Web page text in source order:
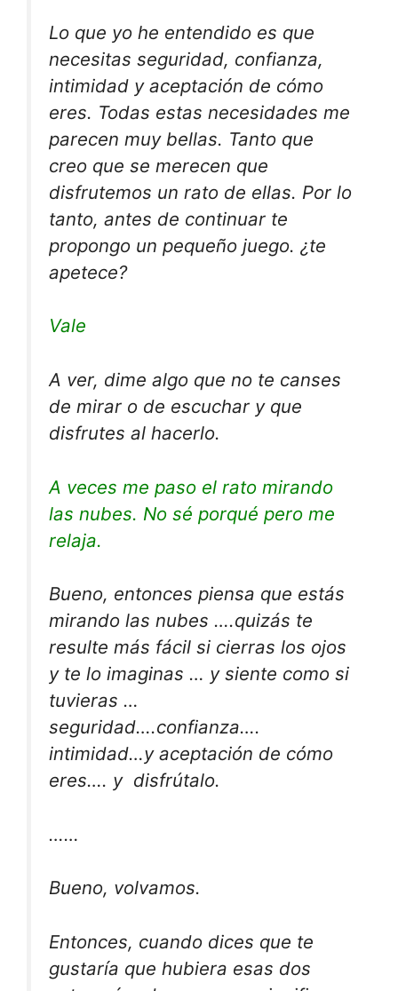
Lo que yo he entendido es que
necesitas seguridad, confianza,
intimidad y aceptación de cómo
eres. Todas estas necesidades me
parecen muy bellas. Tanto que
creo que se merecen que
disfrutemos un rato de ellas. Por lo
tanto, antes de continuar te
propongo un pequeño juego. ¿te
apetece?
Vale
A ver, dime algo que no te canses
de mirar o de escuchar y que
disfrutes al hacerlo.
A veces me paso el rato mirando
las nubes. No sé porqué pero me
relaja.
Bueno, entonces piensa que estás
mirando las nubes ….quizás te
resulte más fácil si cierras los ojos
y te lo imaginas … y siente como si
tuvieras …
seguridad….confianza….
intimidad…y aceptación de cómo
eres…. y disfrútalo.
……
Bueno, volvamos.
Entonces, cuando dices que te
gustaría que hubiera esas dos